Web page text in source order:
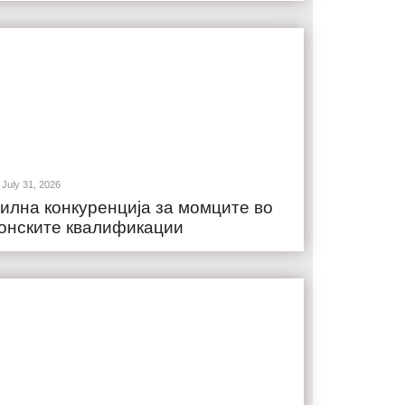
July 31, 2026
конкуренција за момците во
квалификации